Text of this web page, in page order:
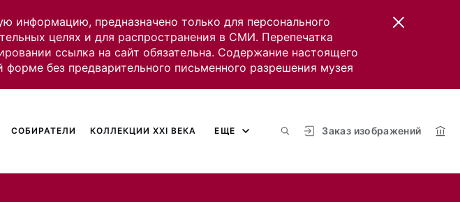
информацию, предназначено только для персонального
целях и для распространения в СМИ. Перепечатка
ссылка на сайт обязательна. Содержание настоящего
без предварительного письменного разрешения музея
Заказ изображений
СОБИРАТЕЛИ КОЛЛЕКЦИИ XXI ВЕКА ЕЩЕ